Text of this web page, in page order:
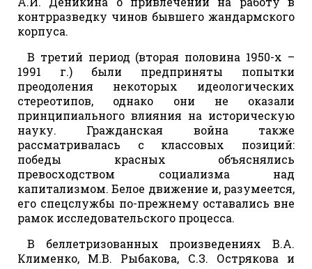
контрразведку чинов бывшего жандармского
корпуса.
В третий период (вторая половина 1950-х –
1991 г.) были предприняты попытки
преодоления некоторых идеологических
стереотипов, однако они не оказали
принципиального влияния на историческую
науку. Гражданская война также
рассматривалась с классовых позиций:
победы красных объяснялись
превосходством социализма над
капитализмом. Белое движение и, разумеется,
его спецслужбы по-прежнему оставались вне
рамок исследовательского процесса.
В беллетризованных произведениях В.А.
Клименко, М.В. Рыбакова, С.З. Острякова и